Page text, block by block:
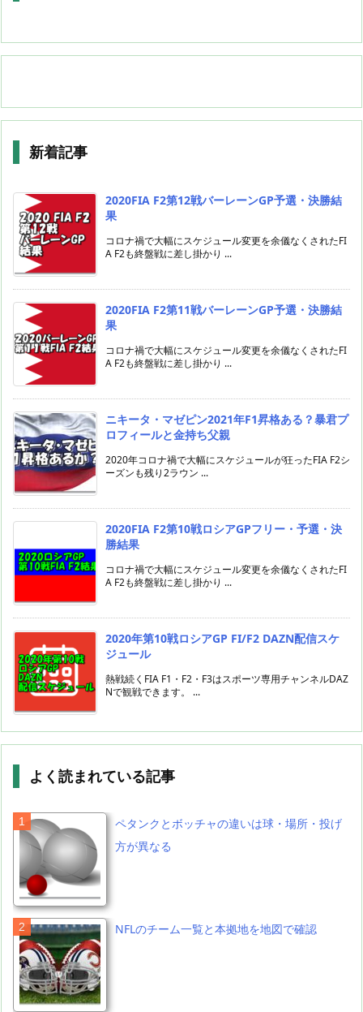
新着記事
2020FIA F2第12戦バーレーンGP予選・決勝結
果
コロナ禍で大幅にスケジュール変更を余儀なくされたFI
A F2も終盤戦に差し掛かり ...
2020FIA F2第11戦バーレーンGP予選・決勝結
果
コロナ禍で大幅にスケジュール変更を余儀なくされたFI
A F2も終盤戦に差し掛かり ...
ニキータ・マゼピン2021年F1昇格ある？暴君プ
ロフィールと金持ち父親
2020年コロナ禍で大幅にスケジュールが狂ったFIA F2シ
ーズンも残り2ラウン ...
2020FIA F2第10戦ロシアGPフリー・予選・決
勝結果
コロナ禍で大幅にスケジュール変更を余儀なくされたFI
A F2も終盤戦に差し掛かり ...
2020年第10戦ロシアGP FI/F2 DAZN配信スケ
ジュール
熱戦続くFIA F1・F2・F3はスポーツ専用チャンネルDAZ
Nで観戦できます。 ...
よく読まれている記事
ペタンクとボッチャの違いは球・場所・投げ
方が異なる
NFLのチーム一覧と本拠地を地図で確認